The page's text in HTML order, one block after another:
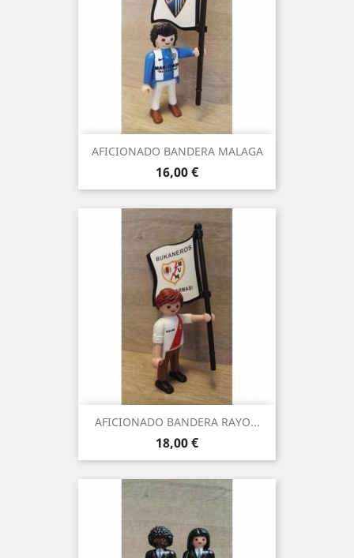
AFICIONADO BANDERA MALAGA
Precio
16,00 €
AFICIONADO BANDERA RAYO...
Precio
18,00 €